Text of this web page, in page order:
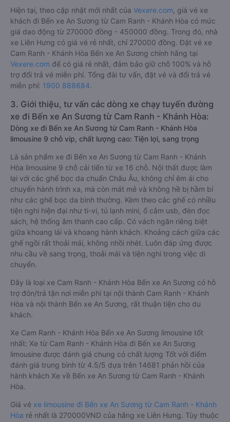
Hiện tại, theo cập nhật mới nhất của Vexere.com , giá vé xe
khách đi Bến xe An Sương từ Cam Ranh - Khánh Hòa có mức
giá dao động từ 270000 đồng - 450000 đồng. Trong đó, nhà
xe Liên Hưng có giá vé rẻ nhất, chỉ 270000 đồng. Đặt vé xe
Cam Ranh - Khánh Hòa Bến xe An Sương chính hãng tại
Vexere.com để có giá rẻ nhất, đảm bảo giữ chỗ 100% và hỗ
trợ đổi trả vé miễn phí. Tổng đài tư vấn, đặt vé và đổi trả vé
miễn phí: 1900 888684.
3. Giới thiệu, tư vấn các dòng xe chạy tuyến đường
xe đi Bến xe An Sương từ Cam Ranh - Khánh Hòa:
Dòng xe đi Bến xe An Sương từ Cam Ranh - Khánh Hòa
limousine 9 chỗ vip, chất lượng cao: Tiện lợi, sang trọng
Là sản phẩm xe đi Bến xe An Sương từ Cam Ranh - Khánh
Hòa limousine 9 chỗ cải tiến từ xe 16 chỗ. Nội thất được làm
lại với các ghế bọc da chuẩn Châu Âu, không chỉ êm ái cho
chuyến hành trình xa, mà còn mát mẻ và không hề bị hầm bí
như các ghế bọc da bình thường. Kèm theo các ghế có nhiều
tiện nghi hiện đại như ti-vi, tủ lạnh mini, ổ cắm usb, đèn đọc
sách, hệ thống âm thanh cao cấp. Có vách ngăn riêng biệt
giữa khoang lái và khoang hành khách. Khoảng cách giữa các
ghế ngồi rất thoải mái, không nhồi nhét. Luôn đáp ứng được
nhu cầu về sang trọng, thoải mái và tiện nghi trong việc di
chuyển.
Đây là loại xe Cam Ranh - Khánh Hòa Bến xe An Sương có hỗ
trợ đón/trả tận nơi miễn phí tại nội thành Cam Ranh - Khánh
Hòa và nội thành Bến xe An Sương, rất thuận tiện cho du
khách.
Xe Cam Ranh - Khánh Hòa Bến xe An Sương limousine tốt
nhất: Xe từ Cam Ranh - Khánh Hòa đi Bến xe An Sương
limousine được đánh giá chung có chất lượng Tốt với điểm
đánh giá trung bình từ 4.5/5 dựa trên 14681 phản hồi của
hành khách Xe về Bến xe An Sương từ Cam Ranh - Khánh
Hòa.
Giá vé xe limousine đi Bến xe An Sương từ Cam Ranh - Khánh
Hòa rẻ nhất là 270000VND của hãng xe Liên Hưng. Tùy thuộc